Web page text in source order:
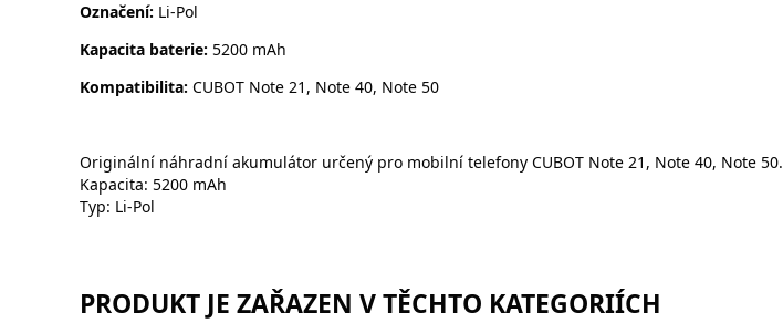
Označení: Li-Pol
Kapacita baterie: 5200 mAh
Kompatibilita: CUBOT Note 21, Note 40, Note 50
Originální náhradní akumulátor určený pro mobilní telefony CUBOT Note 21, Note 40, Note 50.
Kapacita: 5200 mAh
Typ: Li-Pol
PRODUKT JE ZAŘAZEN V TĚCHTO KATEGORIÍCH